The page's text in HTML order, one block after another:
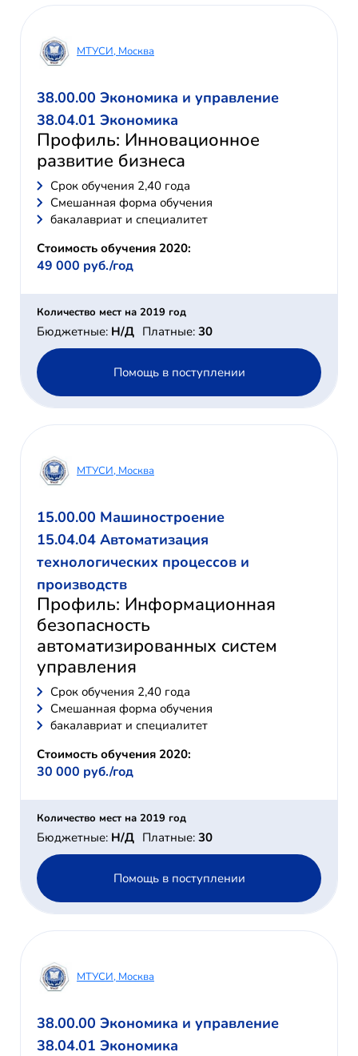
МТУСИ, Москва
38.00.00 Экономика и управление
38.04.01 Экономика
Профиль: Инновационное
развитие бизнеса
Cрок обучения 2,40 года
Смешанная форма обучения
бакалавриат и специалитет
Стоимость обучения 2020:
49 000 руб./год
Количество мест на 2019 год
Бюджетные: Н/Д Платные: 30
Помощь в поступлении
МТУСИ, Москва
15.00.00 Машиностроение
15.04.04 Автоматизация
технологических процессов и
производств
Профиль: Информационная
безопасность
автоматизированных систем
управления
Cрок обучения 2,40 года
Смешанная форма обучения
бакалавриат и специалитет
Стоимость обучения 2020:
30 000 руб./год
Количество мест на 2019 год
Бюджетные: Н/Д Платные: 30
Помощь в поступлении
МТУСИ, Москва
38.00.00 Экономика и управление
38.04.01 Экономика